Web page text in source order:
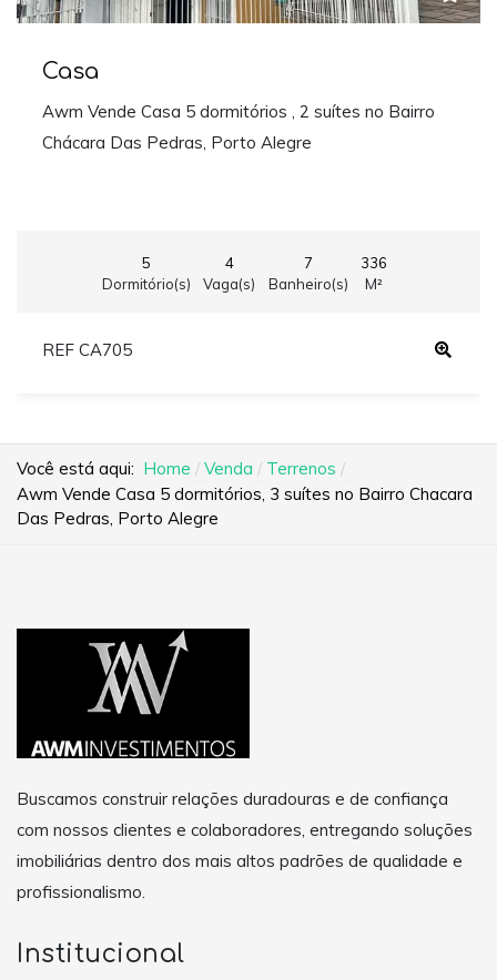
Casa
Awm Vende Casa 5 dormitórios , 2 suítes no Bairro
Chácara Das Pedras, Porto Alegre
5
Dormitório(s)
4
Vaga(s)
7
Banheiro(s)
336
M²
REF CA705
Você está aqui: Home Venda
Terrenos
Awm Vende Casa 5 dormitórios, 3 suítes no Bairro Chacara
Das Pedras, Porto Alegre
Buscamos construir relações duradouras e de confiança
com nossos clientes e colaboradores, entregando soluções
imobiliárias dentro dos mais altos padrões de qualidade e
profissionalismo.
Institucional